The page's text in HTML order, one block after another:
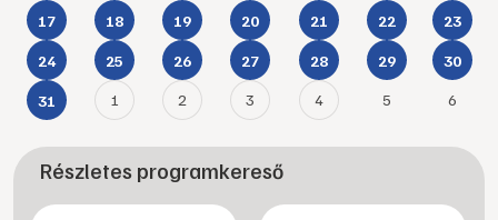
17 18 19 20 21 22 23
24 25 26 27 28 29 30
31 1 2 3 4 5 6
Részletes programkereső